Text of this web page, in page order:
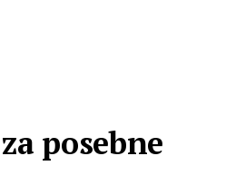
posebne